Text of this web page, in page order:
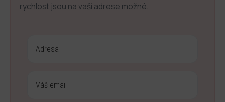
rychlost jsou na vaší adrese možné.